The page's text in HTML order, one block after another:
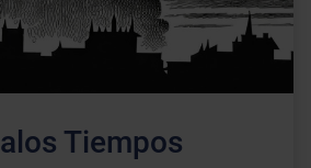
Tiempos